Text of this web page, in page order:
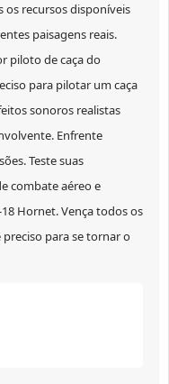
os recursos disponíveis
paisagens reais.
piloto de caça do
para pilotar um caça
sonoros realistas
Enfrente
Teste suas
combate aéreo e
Hornet. Vença todos os
para se tornar o